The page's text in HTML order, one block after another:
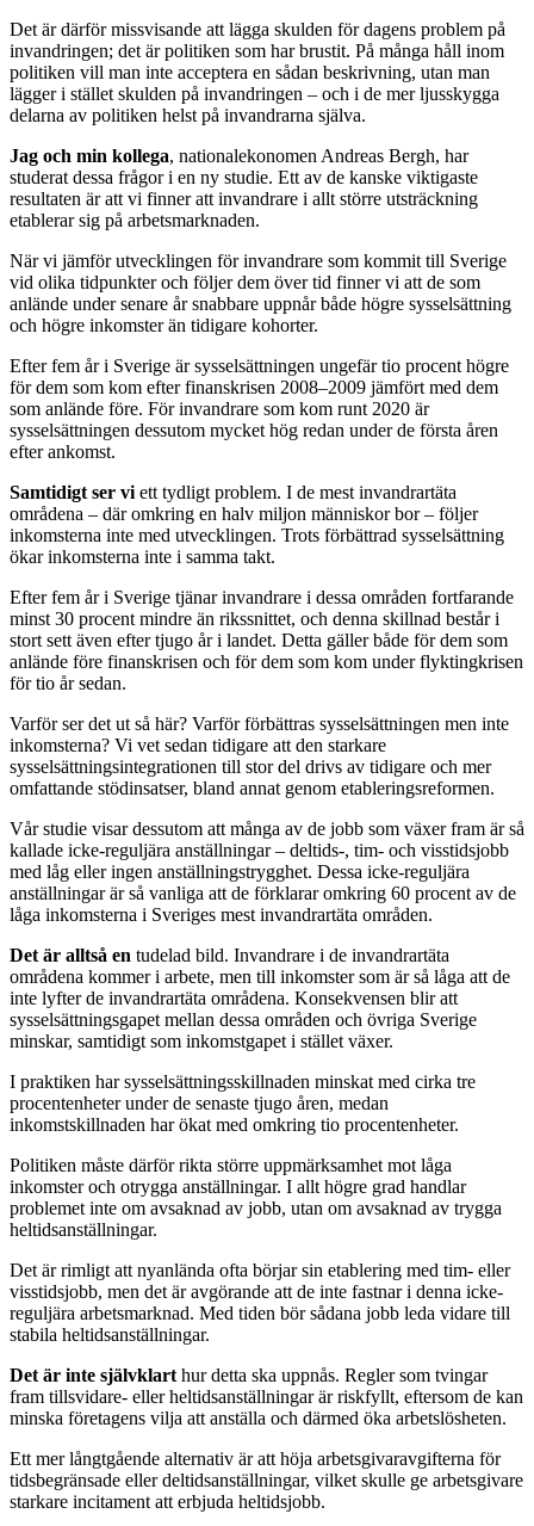
Det är därför missvisande att lägga skulden för dagens problem på
invandringen; det är politiken som har brustit. På många håll inom
politiken vill man inte acceptera en sådan beskrivning, utan man
lägger i stället skulden på invandringen – och i de mer ljusskygga
delarna av politiken helst på invandrarna själva.
Jag och min kollega, nationalekonomen Andreas Bergh, har
studerat dessa frågor i en ny studie. Ett av de kanske viktigaste
resultaten är att vi finner att invandrare i allt större utsträckning
etablerar sig på arbetsmarknaden.
När vi jämför utvecklingen för invandrare som kommit till Sverige
vid olika tidpunkter och följer dem över tid finner vi att de som
anlände under senare år snabbare uppnår både högre sysselsättning
och högre inkomster än tidigare kohorter.
Efter fem år i Sverige är sysselsättningen ungefär tio procent högre
för dem som kom efter finanskrisen 2008–2009 jämfört med dem
som anlände före. För invandrare som kom runt 2020 är
sysselsättningen dessutom mycket hög redan under de första åren
efter ankomst.
Samtidigt ser vi ett tydligt problem. I de mest invandrartäta
områdena – där omkring en halv miljon människor bor – följer
inkomsterna inte med utvecklingen. Trots förbättrad sysselsättning
ökar inkomsterna inte i samma takt.
Efter fem år i Sverige tjänar invandrare i dessa områden fortfarande
minst 30 procent mindre än rikssnittet, och denna skillnad består i
stort sett även efter tjugo år i landet. Detta gäller både för dem som
anlände före finanskrisen och för dem som kom under flyktingkrisen
för tio år sedan.
Varför ser det ut så här? Varför förbättras sysselsättningen men inte
inkomsterna? Vi vet sedan tidigare att den starkare
sysselsättningsintegrationen till stor del drivs av tidigare och mer
omfattande stödinsatser, bland annat genom etableringsreformen.
Vår studie visar dessutom att många av de jobb som växer fram är så
kallade icke-reguljära anställningar – deltids-, tim- och visstidsjobb
med låg eller ingen anställningstrygghet. Dessa icke-reguljära
anställningar är så vanliga att de förklarar omkring 60 procent av de
låga inkomsterna i Sveriges mest invandrartäta områden.
Det är alltså en tudelad bild. Invandrare i de invandrartäta
områdena kommer i arbete, men till inkomster som är så låga att de
inte lyfter de invandrartäta områdena. Konsekvensen blir att
sysselsättningsgapet mellan dessa områden och övriga Sverige
minskar, samtidigt som inkomstgapet i stället växer.
I praktiken har sysselsättningsskillnaden minskat med cirka tre
procentenheter under de senaste tjugo åren, medan
inkomstskillnaden har ökat med omkring tio procentenheter.
Politiken måste därför rikta större uppmärksamhet mot låga
inkomster och otrygga anställningar. I allt högre grad handlar
problemet inte om avsaknad av jobb, utan om avsaknad av trygga
heltidsanställningar.
Det är rimligt att nyanlända ofta börjar sin etablering med tim- eller
visstidsjobb, men det är avgörande att de inte fastnar i denna icke-
reguljära arbetsmarknad. Med tiden bör sådana jobb leda vidare till
stabila heltidsanställningar.
Det är inte självklart hur detta ska uppnås. Regler som tvingar
fram tillsvidare- eller heltidsanställningar är riskfyllt, eftersom de kan
minska företagens vilja att anställa och därmed öka arbetslösheten.
Ett mer långtgående alternativ är att höja arbetsgivaravgifterna för
tidsbegränsade eller deltidsanställningar, vilket skulle ge arbetsgivare
starkare incitament att erbjuda heltidsjobb.